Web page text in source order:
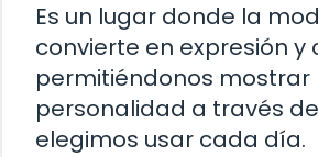
Es un lugar donde la
convierte en expresión y
permitiéndonos mostrar
personalidad a través
elegimos usar cada día.